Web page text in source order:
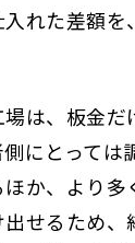
れた差額を
は、板金だ
にとっては
か、より多
せるため、